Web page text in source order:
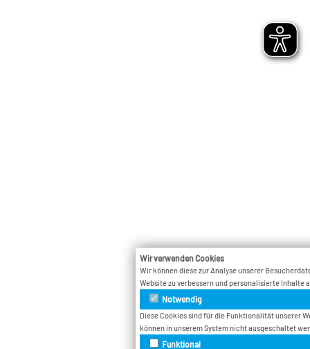
Wir verwenden Cookies
Wir können diese zur Analyse unserer
Website zu verbessern und personalisierte Inhalte
Notwendig
Diese Cookies sind für die Funktionalität unserer
können in unserem System nicht ausgeschaltet
Funktional